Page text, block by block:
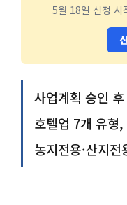
5월 18일 신청 시
사업계획 승인
호텔업 7개 유형
농지전용·산지